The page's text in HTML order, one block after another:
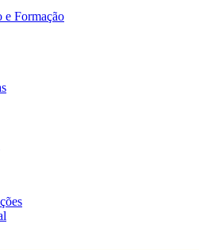
e Formação